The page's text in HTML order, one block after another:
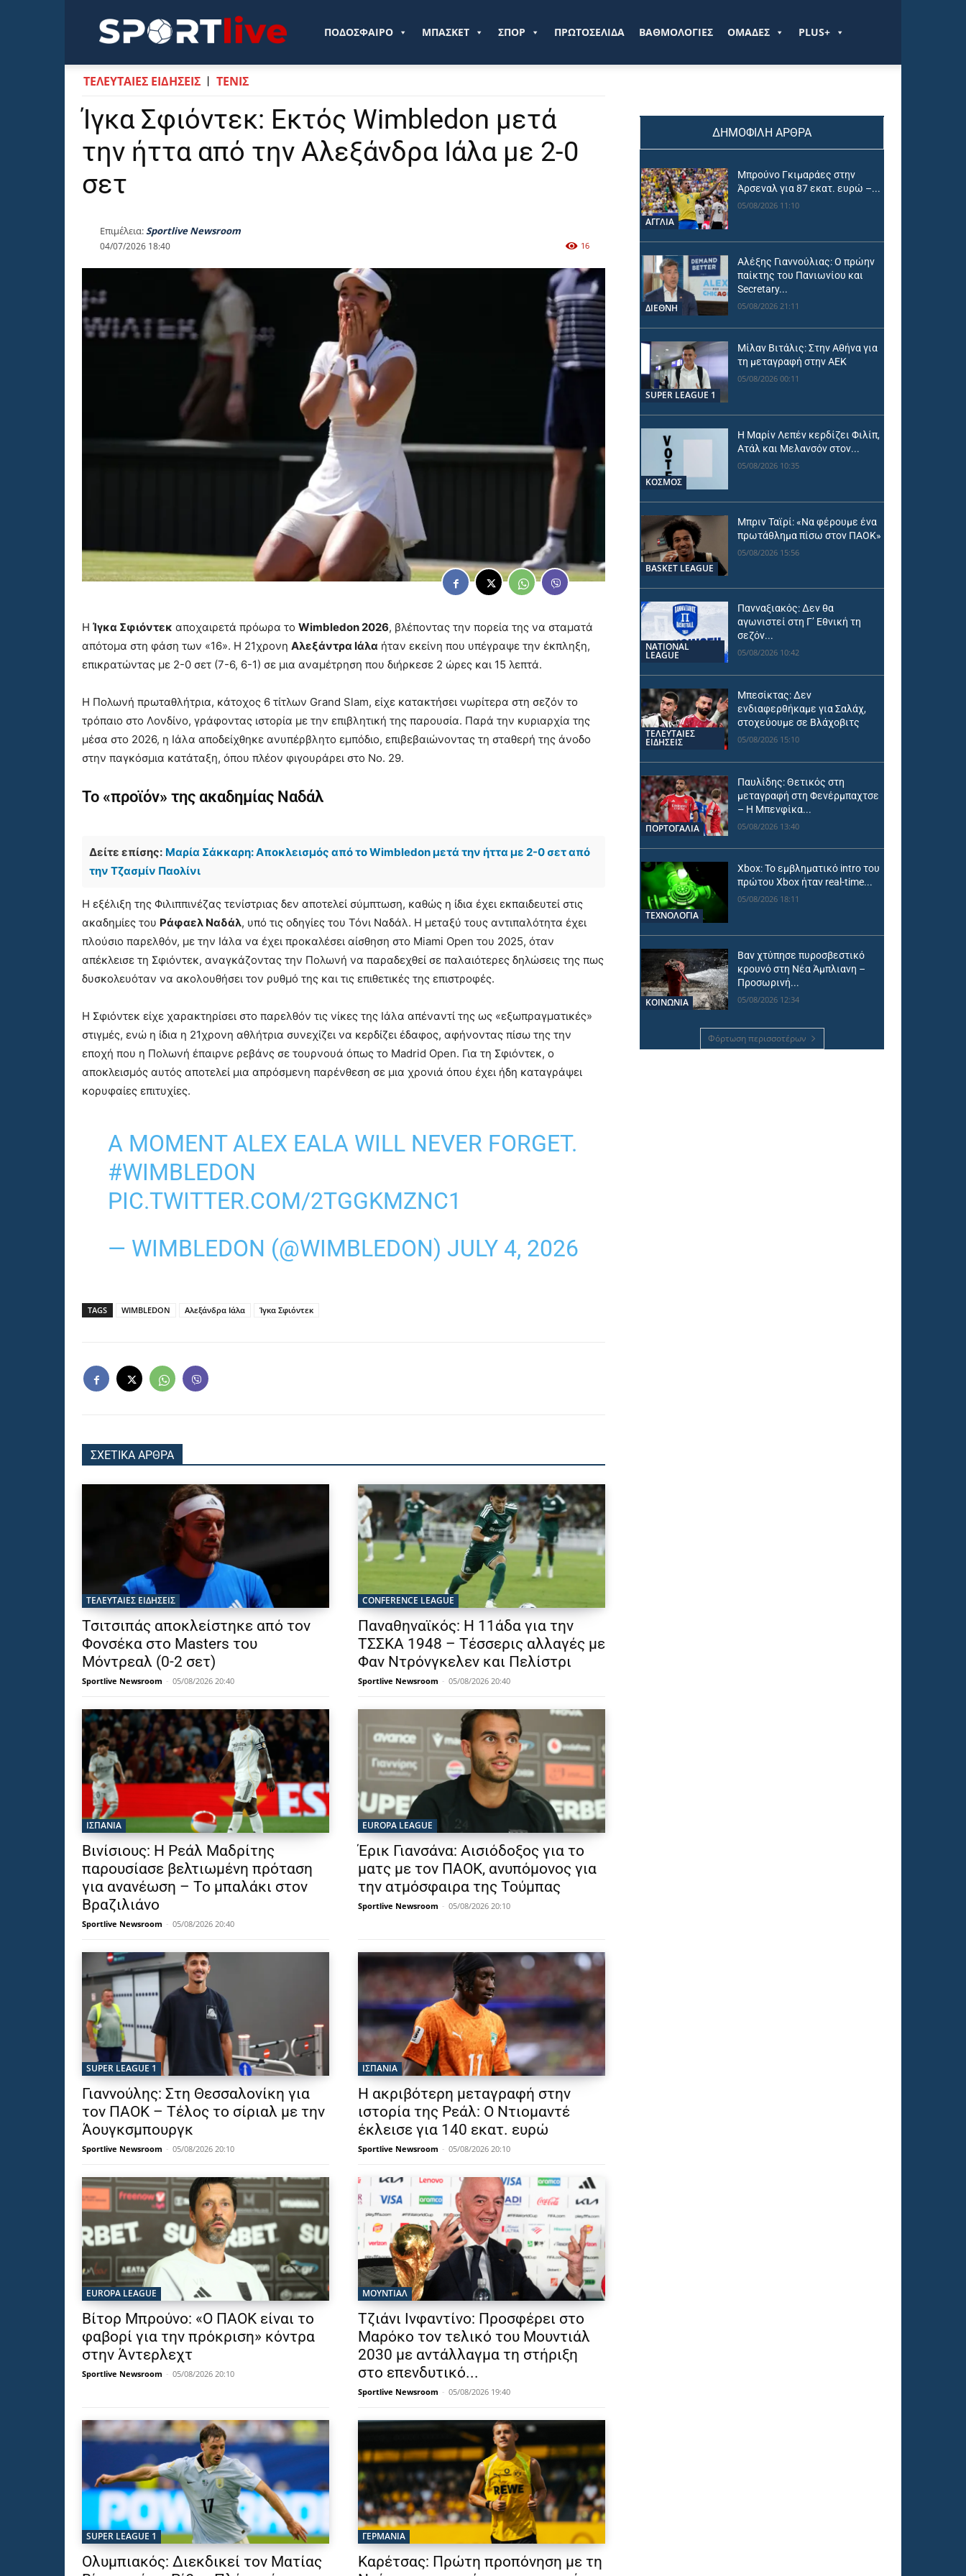
Sportlive.grΠΟΔΟΣΦΑΙΡΟ ΜΠΑΣΚΕΤ ΣΠΟΡ ΠΡΩΤΟΣΕΛΙΔΑ ΒΑΘΜΟΛΟΓΙΕΣ ΟΜΑΔΕΣ PLUS+
ΤΕΛΕΥΤΑΙΕΣ ΕΙΔΗΣΕΙΣ ΤΕΝΙΣ
Ίγκα Σφιόντεκ: Εκτός Wimbledon μετά
την ήττα από την Αλεξάνδρα Ιάλα με 2-0
σετ
Επιμέλεια:Sportlive Newsroom
04/07/2026 18:40 16
Η Ίγκα Σφιόντεκ αποχαιρετά πρόωρα το Wimbledon 2026, βλέποντας την πορεία της να σταματά
απότομα στη φάση των «16». Η 21χρονη Αλεξάντρα Ιάλα ήταν εκείνη που υπέγραψε την έκπληξη,
επικρατώντας με 2-0 σετ (7-6, 6-1) σε μια αναμέτρηση που διήρκεσε 2 ώρες και 15 λεπτά.
Η Πολωνή πρωταθλήτρια, κάτοχος 6 τίτλων Grand Slam, είχε κατακτήσει νωρίτερα στη σεζόν το
τρόπαιο στο Λονδίνο, γράφοντας ιστορία με την επιβλητική της παρουσία. Παρά την κυριαρχία της
μέσα στο 2026, η Ιάλα αποδείχθηκε ανυπέρβλητο εμπόδιο, επιβεβαιώνοντας τη σταθερή της άνοδο
στην παγκόσμια κατάταξη, όπου πλέον φιγουράρει στο Νο. 29.
Το «προϊόν» της ακαδημίας Ναδάλ
Δείτε επίσης: Μαρία Σάκκαρη: Αποκλεισμός από το Wimbledon μετά την ήττα με 2-0 σετ από
την Τζασμίν Παολίνι
Η εξέλιξη της Φιλιππινέζας τενίστριας δεν αποτελεί σύμπτωση, καθώς η ίδια έχει εκπαιδευτεί στις
ακαδημίες του Ράφαελ Ναδάλ, υπό τις οδηγίες του Τόνι Ναδάλ. Η μεταξύ τους αντιπαλότητα έχει
πλούσιο παρελθόν, με την Ιάλα να έχει προκαλέσει αίσθηση στο Miami Open του 2025, όταν
απέκλεισε τη Σφιόντεκ, αναγκάζοντας την Πολωνή να παραδεχθεί σε παλαιότερες δηλώσεις της πως
δυσκολευόταν να ακολουθήσει τον ρυθμό της και τις επιθετικές της επιστροφές.
Η Σφιόντεκ είχε χαρακτηρίσει στο παρελθόν τις νίκες της Ιάλα απέναντί της ως «εξωπραγματικές»
στιγμές, ενώ η ίδια η 21χρονη αθλήτρια συνεχίζει να κερδίζει έδαφος, αφήνοντας πίσω της την
εποχή που η Πολωνή έπαιρνε ρεβάνς σε τουρνουά όπως το Madrid Open. Για τη Σφιόντεκ, ο
αποκλεισμός αυτός αποτελεί μια απρόσμενη παρένθεση σε μια χρονιά όπου έχει ήδη καταγράψει
κορυφαίες επιτυχίες.
A MOMENT ALEX EALA WILL NEVER FORGET.
#WIMBLEDON
PIC.TWITTER.COM/2TGGKMZNC1
— WIMBLEDON (@WIMBLEDON) JULY 4, 2026
TAGS WIMBLEDON Αλεξάνδρα Ιάλα Ίγκα Σφιόντεκ
ΣΧΕΤΙΚΑ ΑΡΘΡΑ
ΤΕΛΕΥΤΑΙΕΣ ΕΙΔΗΣΕΙΣ
Τσιτσιπάς αποκλείστηκε από τον
Φονσέκα στο Masters του
Μόντρεαλ (0-2 σετ)
Sportlive Newsroom - 05/08/2026 20:40
CONFERENCE LEAGUE
Παναθηναϊκός: Η 11άδα για την
ΤΣΣΚΑ 1948 – Τέσσερις αλλαγές με
Φαν Ντρόνγκελεν και Πελίστρι
Sportlive Newsroom - 05/08/2026 20:40
ΙΣΠΑΝΙΑ
Βινίσιους: Η Ρεάλ Μαδρίτης
παρουσίασε βελτιωμένη πρόταση
για ανανέωση – Το μπαλάκι στον
Βραζιλιάνο
Sportlive Newsroom - 05/08/2026 20:40
EUROPA LEAGUE
Έρικ Γιανσάνα: Αισιόδοξος για το
ματς με τον ΠΑΟΚ, ανυπόμονος για
την ατμόσφαιρα της Τούμπας
Sportlive Newsroom - 05/08/2026 20:10
SUPER LEAGUE 1
Γιαννούλης: Στη Θεσσαλονίκη για
τον ΠΑΟΚ – Τέλος το σίριαλ με την
Άουγκσμπουργκ
Sportlive Newsroom - 05/08/2026 20:10
ΙΣΠΑΝΙΑ
Η ακριβότερη μεταγραφή στην
ιστορία της Ρεάλ: Ο Ντιομαντέ
έκλεισε για 140 εκατ. ευρώ
Sportlive Newsroom - 05/08/2026 20:10
EUROPA LEAGUE
Βίτορ Μπρούνο: «Ο ΠΑΟΚ είναι το
φαβορί για την πρόκριση» κόντρα
στην Άντερλεχτ
Sportlive Newsroom - 05/08/2026 20:10
ΜΟΥΝΤΙΆΛ
Τζιάνι Ινφαντίνο: Προσφέρει στο
Μαρόκο τον τελικό του Μουντιάλ
2030 με αντάλλαγμα τη στήριξη
στο επενδυτικό...
Sportlive Newsroom - 05/08/2026 19:40
SUPER LEAGUE 1
Ολυμπιακός: Διεκδικεί τον Ματίας
ΓΕΡΜΑΝΙΑ
Καρέτσας: Πρώτη προπόνηση με τη
ΔΗΜΟΦΙΛΗ ΑΡΘΡΑ
ΑΓΓΛΙΑ
Μπρούνο Γκιμαράες στην
Άρσεναλ για 87 εκατ. ευρώ –...
05/08/2026 11:10
ΔΙΕΘΝΗ
Αλέξης Γιαννούλιας: Ο πρώην
παίκτης του Πανιωνίου και
Secretary...
05/08/2026 21:11
SUPER LEAGUE 1
Μίλαν Βιτάλις: Στην Αθήνα για
τη μεταγραφή στην ΑΕΚ
05/08/2026 00:11
ΚΟΣΜΟΣ
Η Μαρίν Λεπέν κερδίζει Φιλίπ,
Ατάλ και Μελανσόν στον...
05/08/2026 10:35
BASKET LEAGUE
Μπριν Ταϊρί: «Να φέρουμε ένα
πρωτάθλημα πίσω στον ΠΑΟΚ»
05/08/2026 15:56
NATIONAL
LEAGUE
Πανναξιακός: Δεν θα
αγωνιστεί στη Γ’ Εθνική τη
σεζόν...
05/08/2026 10:42
ΤΕΛΕΥΤΑΙΕΣ
ΕΙΔΗΣΕΙΣ
Μπεσίκτας: Δεν
ενδιαφερθήκαμε για Σαλάχ,
στοχεύουμε σε Βλάχοβιτς
05/08/2026 15:10
ΠΟΡΤΟΓΑΛΙΑ
Παυλίδης: Θετικός στη
μεταγραφή στη Φενέρμπαχτσε
– Η Μπενφίκα...
05/08/2026 13:40
ΤΕΧΝΟΛΟΓΙΑ
Xbox: Το εμβληματικό intro του
πρώτου Xbox ήταν real-time...
05/08/2026 18:11
ΚΟΙΝΩΝΙΑ
Βαν χτύπησε πυροσβεστικό
κρουνό στη Νέα Άμπλιανη –
Προσωρινή...
05/08/2026 12:34
Φόρτωση περισσοτέρων